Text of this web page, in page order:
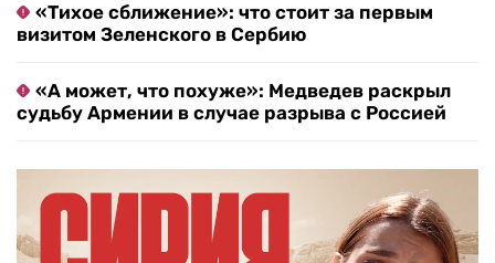
«Тихое сближение»: что стоит за первым
визитом Зеленского в Сербию
«А может, что похуже»: Медведев раскрыл
судьбу Армении в случае разрыва с Россией